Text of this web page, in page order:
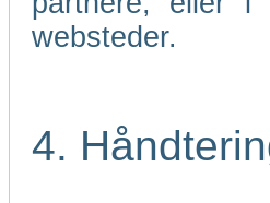
websteder.
4.